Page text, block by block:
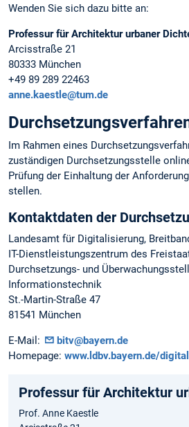
Wenden Sie sich dazu bitte an:
Professur für Architektur urbaner
Arcisstraße 21
80333 München
+49 89 289 22463
anne.kaestle@tum.de
Im Rahmen eines
zuständigen Durchsetzungsstelle
Prüfung der Einhaltung der
stellen.
Kontaktdaten der
Landesamt für Digitalisierung,
IT-Dienstleistungszentrum des
Durchsetzungs- und
Informationstechnik
St.-Martin-Straße 47
81541 München
E-Mail:
bitv@bayern.de
Homepage: www.ldbv.bayern.de/
Professur für Architektur
Prof. Anne Kaestle